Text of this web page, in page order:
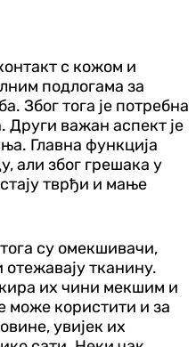
с кожом и
подлогама за
Због тога је потребна
важан аспект је
Главна функција
али због грешака у
тврђи и мање
су омекшивачи,
отежавају тканину.
их чини мекшим и
може користити и за
увијек их